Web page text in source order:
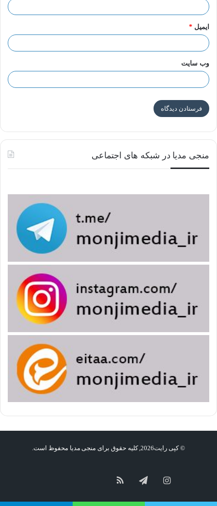
ایمیل *
وب‌ سایت
منجی مدیا در شبکه های اجتماعی
© کپی رایت2026, کلیه حقوق برای منجی مدیا محفوظ است.
اینستاگرامتلگرامخوراک